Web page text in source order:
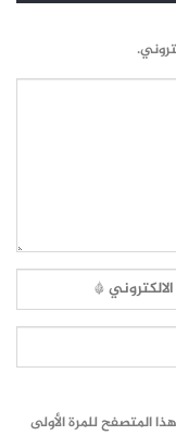
المتصفح للمرة الأولى